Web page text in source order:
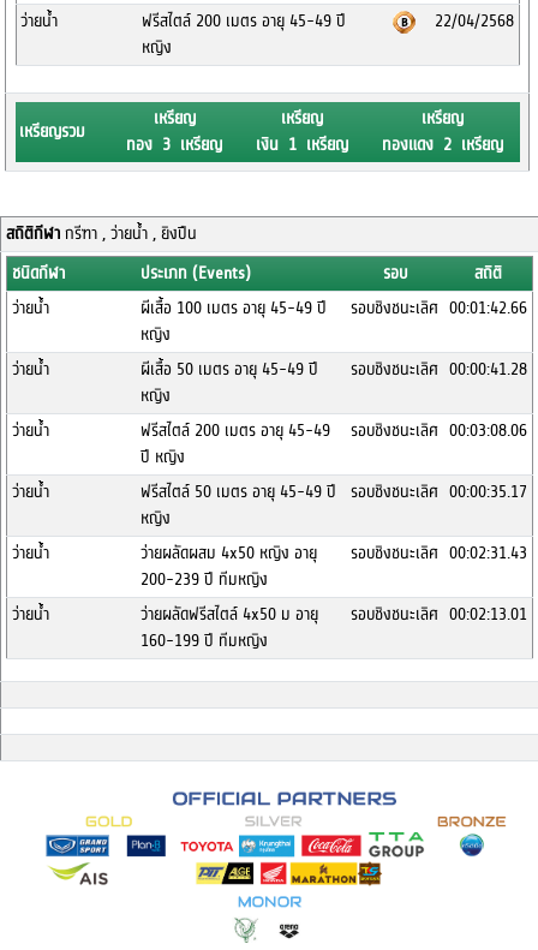
ว่ายน้ำ
ฟรีสไตล์ 200 เมตร อายุ 45-49 ปี
หญิง
22/04/2568
เหรียญรวม
เหรียญ
ทอง 3 เหรียญ
เหรียญ
เงิน 1 เหรียญ
เหรียญ
ทองแดง 2 เหรียญ
สถิติกีฬากรีฑา , ว่ายน้ำ , ยิงปืน
ชนิดกีฬา
ประเภท (Events) รอบ
สถิติ
ว่ายน้ำ
ผีเสื้อ 100 เมตร อายุ 45-49 ปี
หญิง
รอบชิงชนะเลิศ 00:01:42.66
ว่ายน้ำ
ผีเสื้อ 50 เมตร อายุ 45-49 ปี
หญิง
รอบชิงชนะเลิศ 00:00:41.28
ว่ายน้ำ
ฟรีสไตล์ 200 เมตร อายุ 45-49
ปี หญิง
รอบชิงชนะเลิศ 00:03:08.06
ว่ายน้ำ
ฟรีสไตล์ 50 เมตร อายุ 45-49 ปี
หญิง
รอบชิงชนะเลิศ 00:00:35.17
ว่ายน้ำ
ว่ายผลัดผสม 4x50 หญิง อายุ
200-239 ปี ทีมหญิง
รอบชิงชนะเลิศ 00:02:31.43
ว่ายน้ำ
ว่ายผลัดฟรีสไตล์ 4x50 ม อายุ
160-199 ปี ทีมหญิง
รอบชิงชนะเลิศ 00:02:13.01